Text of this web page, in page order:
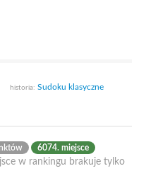
historia: Sudoku klasyczne
6074. miejsce
w rankingu brakuje tylko